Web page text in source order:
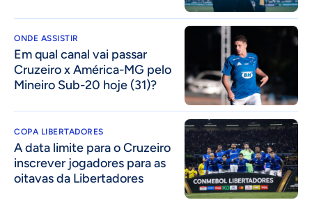
ONDE ASSISTIR
Em qual canal vai passar
Cruzeiro x América-MG pelo
Mineiro Sub-20 hoje (31)?
COPA LIBERTADORES
A data limite para o Cruzeiro
inscrever jogadores para as
oitavas da Libertadores